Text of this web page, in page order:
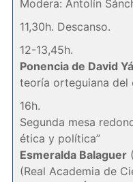
Modera: Antolín
11,30h. Descanso.
12-13,45h.
Ponencia de David
teoría orteguiana del
16h.
Segunda mesa
ética y política”
Esmeralda Balaguer
(Real Academia de